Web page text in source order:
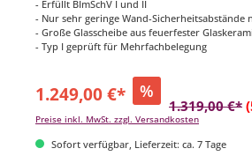
- Erfüllt BImSchV I und II
- Nur sehr geringe Wand-Sicherheitsabstände
- Große Glasscheibe aus feuerfester
- Typ I geprüft für Mehrfachbelegung
1.249,00 €* %
1.319,00 €*
Preise inkl. MwSt. zzgl. Versandkosten
Sofort verfügbar, Lieferzeit: ca. 7 Tage